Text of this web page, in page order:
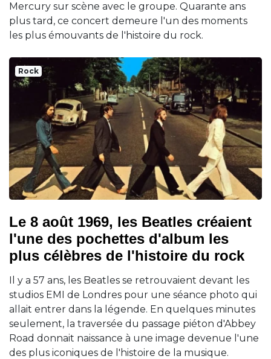
Mercury sur scène avec le groupe. Quarante ans
plus tard, ce concert demeure l'un des moments
les plus émouvants de l'histoire du rock.
Rock
Le 8 août 1969, les Beatles créaient
l'une des pochettes d'album les
plus célèbres de l'histoire du rock
Il y a 57 ans, les Beatles se retrouvaient devant les
studios EMI de Londres pour une séance photo qui
allait entrer dans la légende. En quelques minutes
seulement, la traversée du passage piéton d'Abbey
Road donnait naissance à une image devenue l'une
des plus iconiques de l'histoire de la musique.